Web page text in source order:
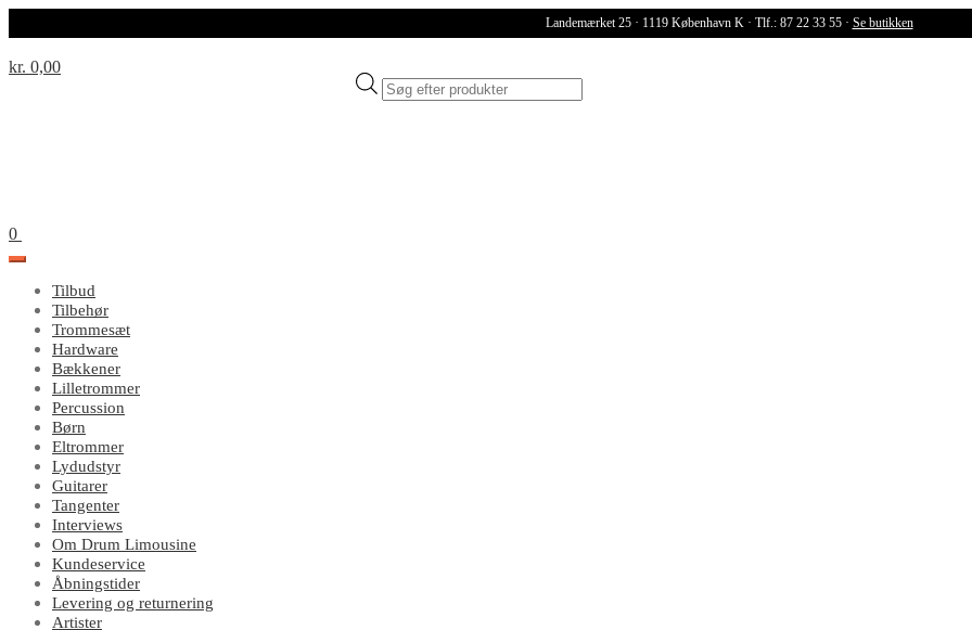
Landemærket 25 · 1119 København K · Tlf.: 87 22 33 55 · Se butikken
Products
search
kr. 0,00
0
Tilbud
Tilbehør
Trommesæt
Hardware
Bækkener
Lilletrommer
Percussion
Børn
Eltrommer
Lydudstyr
Guitarer
Tangenter
Interviews
Om Drum Limousine
Kundeservice
Åbningstider
Levering og returnering
Artister